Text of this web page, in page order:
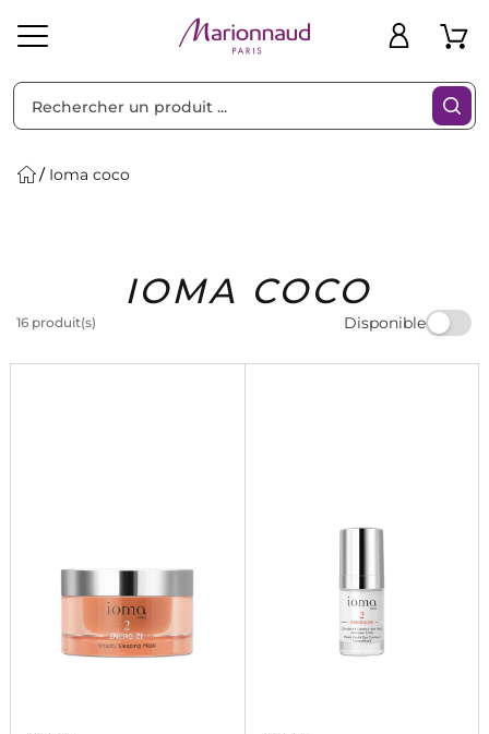
Homme Marques Idées
Cadeaux
Ioma coco
IOMA COCO
16 produit(s) Disponible
Filtres